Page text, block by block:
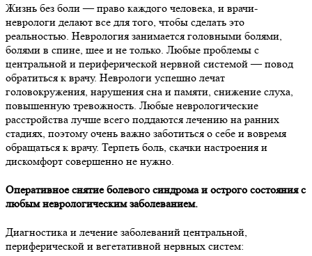
Жизнь без боли — право каждого человека, и врачи-
неврологи делают все для того, чтобы сделать это
реальностью. Неврология занимается головными болями,
болями в спине, шее и не только. Любые проблемы с
центральной и периферической нервной системой — повод
обратиться к врачу. Неврологи успешно лечат
головокружения, нарушения сна и памяти, снижение слуха,
повышенную тревожность. Любые неврологические
расстройства лучше всего поддаются лечению на ранних
стадиях, поэтому очень важно заботиться о себе и вовремя
обращаться к врачу. Терпеть боль, скачки настроения и
дискомфорт совершенно не нужно.
Оперативное снятие болевого синдрома и острого состояния с
любым неврологическим заболеванием.
Диагностика и лечение заболеваний центральной,
периферической и вегетативной нервных систем: